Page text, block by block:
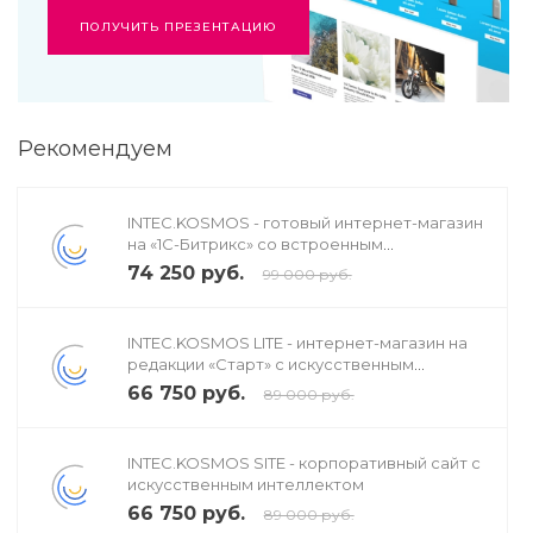
ПОЛУЧИТЬ ПРЕЗЕНТАЦИЮ
Рекомендуем
INTEC.KOSMOS - готовый интернет-магазин
на «1С-Битрикс» со встроенным
искусственным интеллектом
74 250 руб. 99 000 руб.
INTEC.KOSMOS LITE - интернет-магазин на
редакции «Старт» с искусственным
интеллектом
66 750 руб. 89 000 руб.
INTEC.KOSMOS SITE - корпоративный сайт с
искусственным интеллектом
66 750 руб. 89 000 руб.